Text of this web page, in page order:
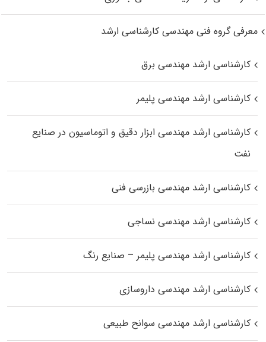
معرفی گروه فنی مهندسی کارشناسی ارشد
کارشناسی ارشد مهندسی برق
کارشناسی ارشد مهندسی پلیمر
کارشناسی ارشد مهندسی ابزار دقیق و اتوماسیون در صنایع
نفت
کارشناسی ارشد مهندسی بازرسی فنی
کارشناسی ارشد مهندسی نساجی
کارشناسی ارشد مهندسی پلیمر – صنایع رنگ
کارشناسی ارشد مهندسی داروسازی
کارشناسی ارشد مهندسی سوانح طبیعی